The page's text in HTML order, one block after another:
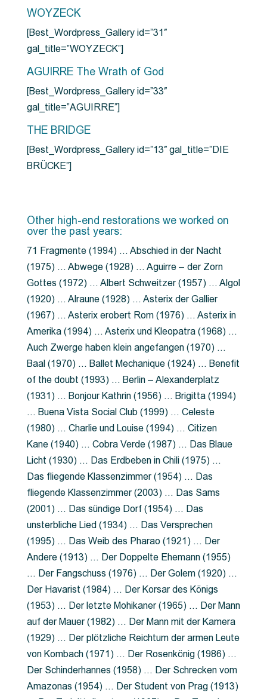
WOYZECK
[Best_Wordpress_Gallery id=”31″
gal_title=”WOYZECK”]
AGUIRRE The Wrath of God
[Best_Wordpress_Gallery id=”33″
gal_title=”AGUIRRE”]
THE BRIDGE
[Best_Wordpress_Gallery id=”13″ gal_title=”DIE
BRÜCKE”]
Other high-end restorations we worked on
over the past years:
71 Fragmente (1994) … Abschied in der Nacht
(1975) … Abwege (1928) … Aguirre – der Zorn
Gottes (1972) … Albert Schweitzer (1957) … Algol
(1920) … Alraune (1928) … Asterix der Gallier
(1967) … Asterix erobert Rom (1976) … Asterix in
Amerika (1994) … Asterix und Kleopatra (1968) …
Auch Zwerge haben klein angefangen (1970) …
Baal (1970) … Ballet Mechanique (1924) … Benefit
of the doubt (1993) … Berlin – Alexanderplatz
(1931) … Bonjour Kathrin (1956) … Brigitta (1994)
… Buena Vista Social Club (1999) … Celeste
(1980) … Charlie und Louise (1994) … Citizen
Kane (1940) … Cobra Verde (1987) … Das Blaue
Licht (1930) … Das Erdbeben in Chili (1975) …
Das fliegende Klassenzimmer (1954) … Das
fliegende Klassenzimmer (2003) … Das Sams
(2001) … Das sündige Dorf (1954) … Das
unsterbliche Lied (1934) … Das Versprechen
(1995) … Das Weib des Pharao (1921) … Der
Andere (1913) … Der Doppelte Ehemann (1955)
… Der Fangschuss (1976) … Der Golem (1920) …
Der Havarist (1984) … Der Korsar des Königs
(1953) … Der letzte Mohikaner (1965) … Der Mann
auf der Mauer (1982) … Der Mann mit der Kamera
(1929) … Der plötzliche Reichtum der armen Leute
von Kombach (1971) … Der Rosenkönig (1986) …
Der Schinderhannes (1958) … Der Schrecken vom
Amazonas (1954) … Der Student von Prag (1913)